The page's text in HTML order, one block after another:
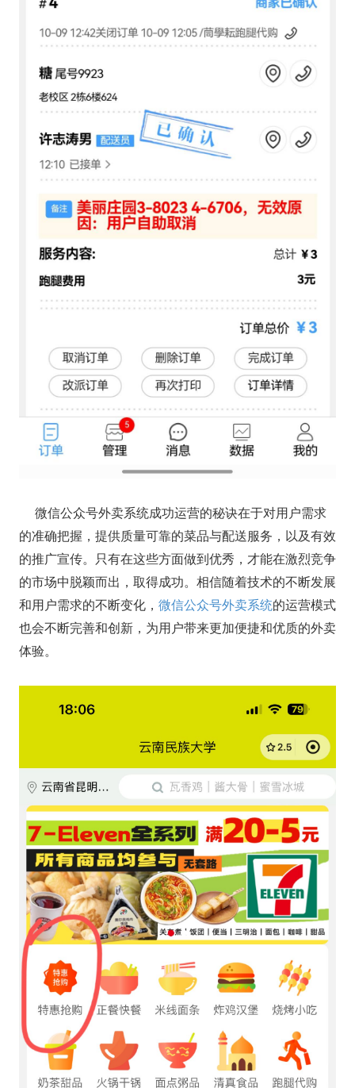
微信公众号外卖系统成功运营的秘诀在于对用户需求
的准确把握，提供质量可靠的菜品与配送服务，以及有效
的推广宣传。只有在这些方面做到优秀，才能在激烈竞争
的市场中脱颖而出，取得成功。相信随着技术的不断发展
和用户需求的不断变化， 微信公众号外卖系统的运营模式
也会不断完善和创新，为用户带来更加便捷和优质的外卖
体验。